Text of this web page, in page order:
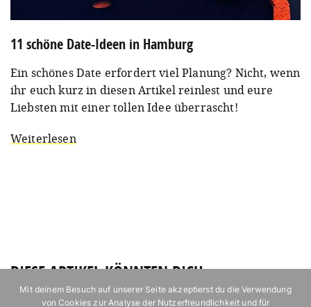
11 schöne Date-Ideen in Hamburg
Ein schönes Date erfordert viel Planung? Nicht, wenn
ihr euch kurz in diesen Artikel reinlest und eure
Liebsten mit einer tollen Idee überrascht!
Weiterlesen
DIESE ARTIKEL KÖNNTEN DICH
INTERESSIEREN
Mit deinem Besuch auf unserer Seite akzeptierst du die Verwendung
von Cookies zur Analyse der Nutzerfreundlichkeit und für